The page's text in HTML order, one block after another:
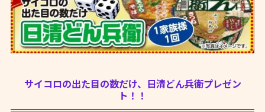
サイコロの出た目の数だけ、日清どん兵衛プレゼン
ト！！